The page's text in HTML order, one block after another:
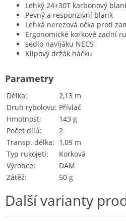
Lehký 24+30T karbonový
Pevný a responzivní blank
Lehká nerezová očka proti
Ergonomické korkové zadní
sedlo navijáku NECS
Klipový držák háčku
Délka
2,13 m
Druh rybolovu Přívlač
Hmotnost
143 g
Počet dílů
2
Transp. délka
1,09 m
Typ rukojeti
Korková
Výrobce
DAM
Zátěž
50 g
Parametry
Další varianty